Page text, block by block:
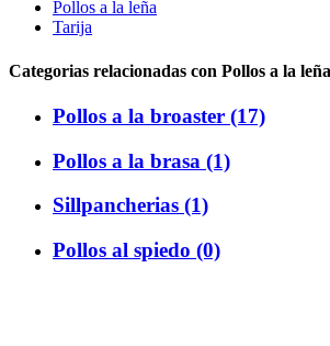
Pollos a la leña
Tarija
Categorias relacionadas con Pollos a la leña
Pollos a la broaster (17)
Pollos a la brasa (1)
Sillpancherias (1)
Pollos al spiedo (0)